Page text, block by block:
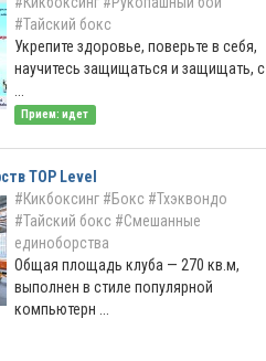
#Тайский бокс
Укрепите здоровье, поверьте в себя,
научитесь защищаться и защищать, с
Прием: идет
TOP Level
#Кикбоксинг #Бокс #Тхэквондо
#Тайский бокс #Смешанные
единоборства
Общая площадь клуба — 270 кв.м,
выполнен в стиле популярной
компьютерн ...